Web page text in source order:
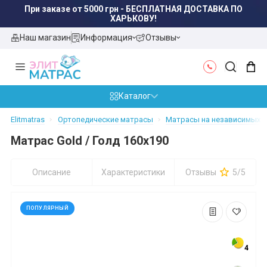
При заказе от 5000 грн - БЕСПЛАТНАЯ ДОСТАВКА ПО
ХАРЬКОВУ!
Наш магазин
Информация Отзывы
Каталог
Elitmatras Ортопедические матрасы Матрасы на независимых
Матрас Gold / Голд 160x190
Описание Характеристики Отзывы 5/5
4
ПОПУЛЯРНЫЙ